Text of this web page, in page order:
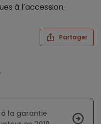
à l’accession.
Partager
à la garantie